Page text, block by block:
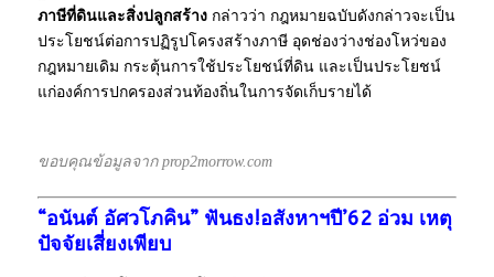
ภาษีที่ดินและสิ่งปลูกสร้าง กล่าวว่า กฎหมายฉบับดังกล่าวจะเป็น
ประโยชน์ต่อการปฏิรูปโครงสร้างภาษี อุดช่องว่างช่องโหว่ของ
กฎหมายเดิม กระตุ้นการใช้ประโยชน์ที่ดิน และเป็นประโยชน์
แก่องค์การปกครองส่วนท้องถิ่นในการจัดเก็บรายได้
ขอบคุณข้อมูลจาก prop2morrow.com
“อนันต์ อัศวโภคิน” ฟันธง!อสังหาฯปี’62 อ่วม เหตุ
ปัจจัยเสี่ยงเพียบ